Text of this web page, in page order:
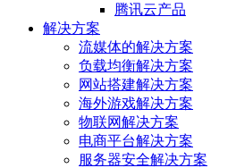
腾讯云产品
解决方案
流媒体的解决方案
负载均衡解决方案
网站搭建解决方案
海外游戏解决方案
物联网解决方案
电商平台解决方案
服务器安全解决方案